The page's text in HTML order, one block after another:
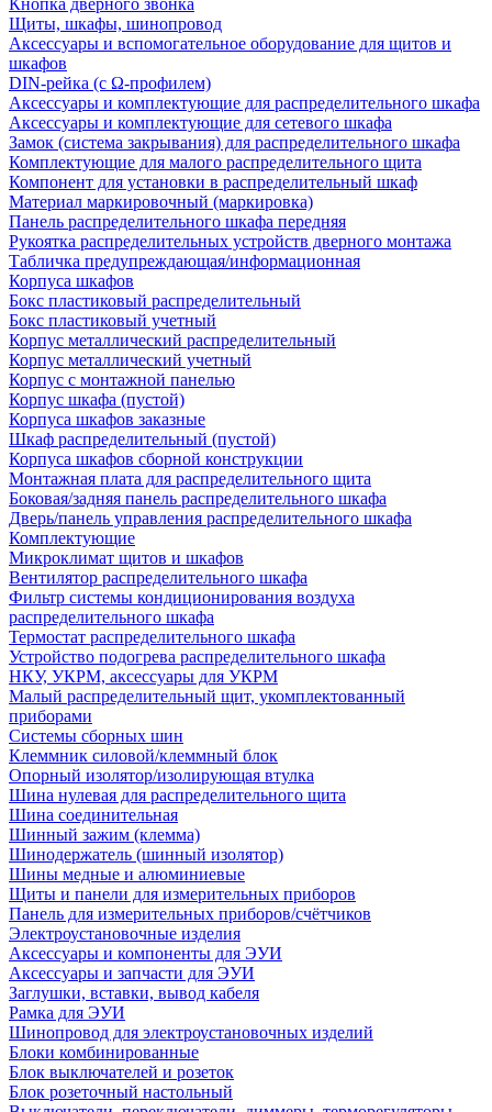
Кнопка дверного звонка
Щиты, шкафы, шинопровод
Аксессуары и вспомогательное оборудование для щитов и
шкафов
DIN-рейка (с Ω-профилем)
Аксессуары и комплектующие для распределительного шкафа
Аксессуары и комплектующие для сетевого шкафа
Замок (система закрывания) для распределительного шкафа
Комплектующие для малого распределительного щита
Компонент для установки в распределительный шкаф
Материал маркировочный (маркировка)
Панель распределительного шкафа передняя
Рукоятка распределительных устройств дверного монтажа
Табличка предупреждающая/информационная
Корпуса шкафов
Бокс пластиковый распределительный
Бокс пластиковый учетный
Корпус металлический распределительный
Корпус металлический учетный
Корпус с монтажной панелью
Корпус шкафа (пустой)
Корпуса шкафов заказные
Шкаф распределительный (пустой)
Корпуса шкафов сборной конструкции
Монтажная плата для распределительного щита
Боковая/задняя панель распределительного шкафа
Дверь/панель управления распределительного шкафа
Комплектующие
Микроклимат щитов и шкафов
Вентилятор распределительного шкафа
Фильтр системы кондиционирования воздуха
распределительного шкафа
Термостат распределительного шкафа
Устройство подогрева распределительного шкафа
НКУ, УКРМ, аксессуары для УКРМ
Малый распределительный щит, укомплектованный
приборами
Системы сборных шин
Клеммник силовой/клеммный блок
Опорный изолятор/изолирующая втулка
Шина нулевая для распределительного щита
Шина соединительная
Шинный зажим (клемма)
Шинодержатель (шинный изолятор)
Шины медные и алюминиевые
Щиты и панели для измерительных приборов
Панель для измерительных приборов/счётчиков
Электроустановочные изделия
Аксессуары и компоненты для ЭУИ
Аксессуары и запчасти для ЭУИ
Заглушки, вставки, вывод кабеля
Рамка для ЭУИ
Шинопровод для электроустановочных изделий
Блоки комбинированные
Блок выключателей и розеток
Блок розеточный настольный